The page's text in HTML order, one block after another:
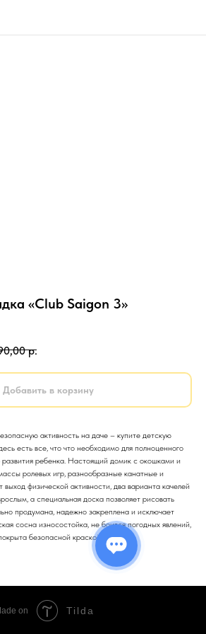
«Club Saigon 3»
р.
Добавить в корзину
активность на даче – купите детскую
есть все, что что необходимо для полноценного
развития ребенка. Настоящий домик с окошками и
ролевых игр, разнообразные канатные и
выход физической активности, два варианта качелей
а специальная доска позволяет рисовать
продумана, надежно закреплена и исключает
сосна износостойка, не боится погодных явлений,
безопасной краской.
on Tilda